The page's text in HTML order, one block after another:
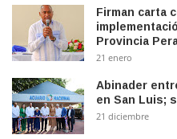
Firman carta
Provincia
21 enero
Abinader
en San Luis;
21 diciembre